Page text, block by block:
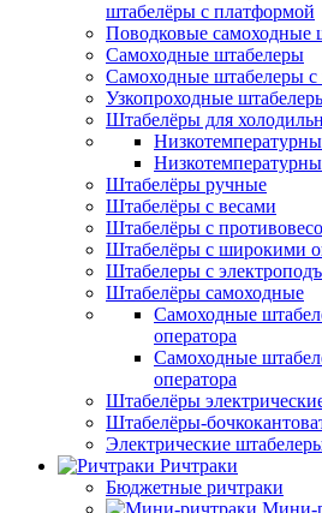
штабелёры с платформой
Поводковые самоходные
Самоходные штабелеры
Самоходные штабелеры с
Узкопроходные
Штабелёры для
Штабелёры ручные
Штабелёры с весами
Штабелёры с
Штабелёры с широкими
Штабелеры с
Штабелёры самоходные
Самоходные
оператора
Самоходные
оператора
Штабелёры
Штабелёры-
Электрические
Ричтраки
Бюджетные ричтраки